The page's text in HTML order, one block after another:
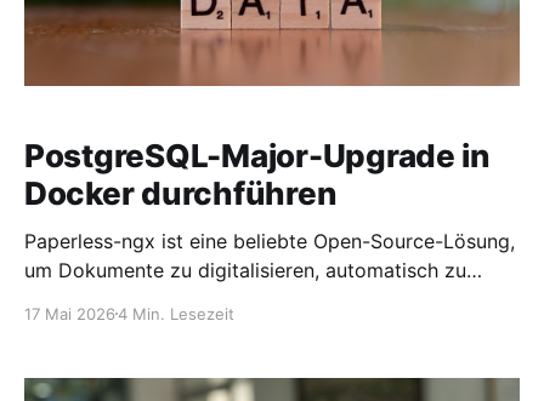
PostgreSQL-Major-Upgrade in
Docker durchführen
Paperless-ngx ist eine beliebte Open-Source-Lösung,
um Dokumente zu digitalisieren, automatisch zu
archivieren. Gerade im Selfhosting-Umfeld läuft
Containern, darunter Webserver, Broker, Redis und
17 Mai 20264 Min. Lesezeit